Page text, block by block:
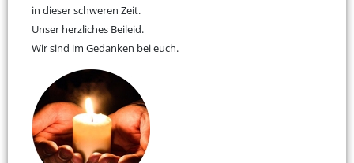
in dieser schweren Zeit.
Unser herzliches Beileid.
Wir sind im Gedanken bei euch.